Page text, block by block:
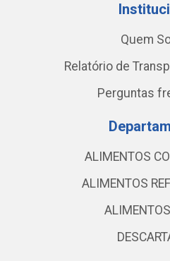
Quem
Relatório de
Perguntas
ALIMENTOS
ALIMENTOS